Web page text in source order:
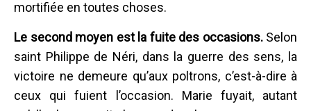
mortifiée en toutes choses.
Le second moyen est la fuite des occasions.Selon
saint Philippe de Néri, dans la guerre des sens, la
victoire ne demeure qu’aux poltrons, c’est-à-dire à
ceux qui fuient l’occasion. Marie fuyait, autant